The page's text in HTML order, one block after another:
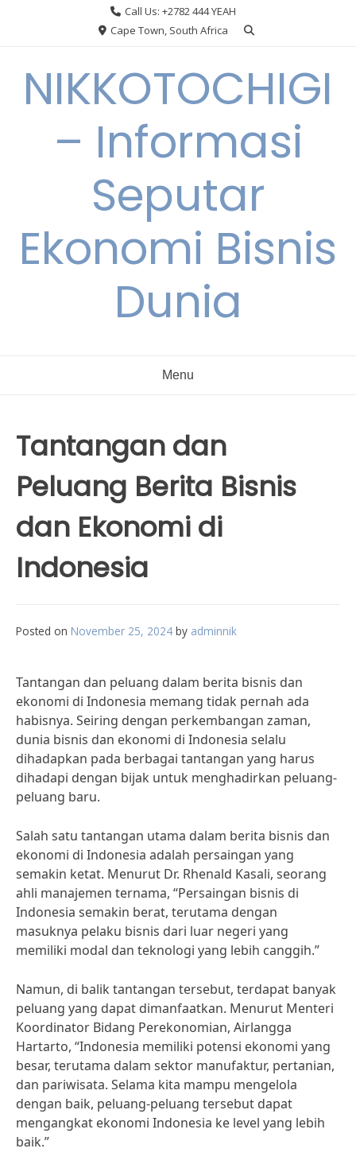
Call Us: +2782 444 YEAH
Cape Town, South Africa
NIKKOTOCHIGI
– Informasi
Seputar
Ekonomi Bisnis
Dunia
Menu
Tantangan dan
Peluang Berita Bisnis
dan Ekonomi di
Indonesia
Posted on November 25, 2024 by adminnik
Tantangan dan peluang dalam berita bisnis dan
ekonomi di Indonesia memang tidak pernah ada
habisnya. Seiring dengan perkembangan zaman,
dunia bisnis dan ekonomi di Indonesia selalu
dihadapkan pada berbagai tantangan yang harus
dihadapi dengan bijak untuk menghadirkan peluang-
peluang baru.
Salah satu tantangan utama dalam berita bisnis dan
ekonomi di Indonesia adalah persaingan yang
semakin ketat. Menurut Dr. Rhenald Kasali, seorang
ahli manajemen ternama, “Persaingan bisnis di
Indonesia semakin berat, terutama dengan
masuknya pelaku bisnis dari luar negeri yang
memiliki modal dan teknologi yang lebih canggih.”
Namun, di balik tantangan tersebut, terdapat banyak
peluang yang dapat dimanfaatkan. Menurut Menteri
Koordinator Bidang Perekonomian, Airlangga
Hartarto, “Indonesia memiliki potensi ekonomi yang
besar, terutama dalam sektor manufaktur, pertanian,
dan pariwisata. Selama kita mampu mengelola
dengan baik, peluang-peluang tersebut dapat
mengangkat ekonomi Indonesia ke level yang lebih
baik.”